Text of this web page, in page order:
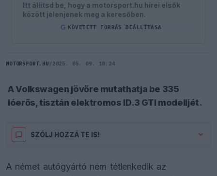
Itt állítsd be, hogy a motorsport.hu hírei elsők
között jelenjenek meg a keresőben.
G KÖVETETT FORRÁS BEÁLLÍTÁSA
MOTORSPORT.HU / 2025. 05. 09. 18:24
A Volkswagen jövőre mutathatja be 335
lóerős, tisztán elektromos ID.3 GTI modelljét.
SZÓLJ HOZZÁ TE IS!
A német autógyártó nem tétlenkedik az